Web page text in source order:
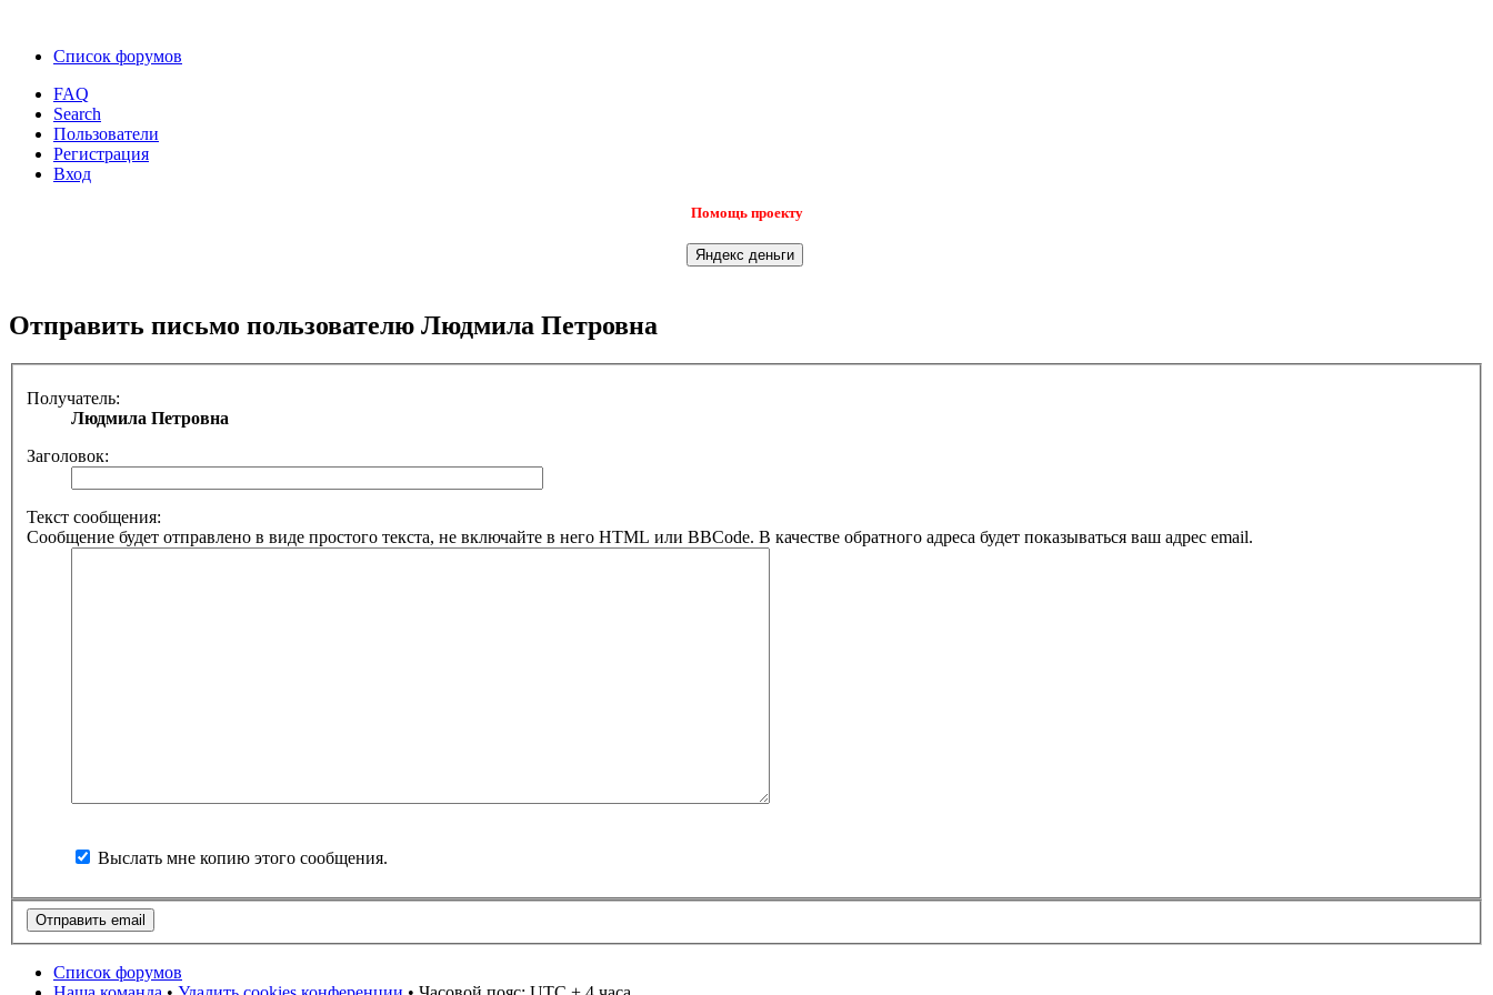
Список форумов
FAQ
Search
Пользователи
Регистрация
Вход
Помощь проекту
Отправить письмо пользователю Людмила Петровна
Получатель:
Людмила Петровна
Заголовок:
Текст сообщения:
Сообщение будет отправлено в виде простого текста, не включайте в него HTML или BBCode. В качестве обратного адреса будет показываться ваш адрес email.
Выслать мне копию этого сообщения.
Список форумов